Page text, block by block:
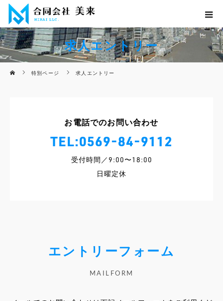
求人エントリー
特別ページ
求人エントリー
お電話でのお問い合わせ
TEL:0569-84-9112
受付時間／9:00〜18:00
日曜定休
エントリーフォーム
MAILFORM